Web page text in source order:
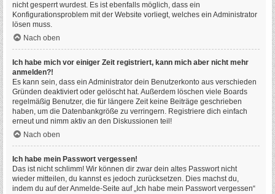
nicht gesperrt wurdest. Es ist ebenfalls möglich, dass ein
Konfigurationsproblem mit der Website vorliegt, welches ein Administrator
lösen muss.
Nach oben
Ich habe mich vor einiger Zeit registriert, kann mich aber nicht mehr
anmelden?!
Es kann sein, dass ein Administrator dein Benutzerkonto aus verschieden
Gründen deaktiviert oder gelöscht hat. Außerdem löschen viele Boards
regelmäßig Benutzer, die für längere Zeit keine Beiträge geschrieben
haben, um die Datenbankgröße zu verringern. Registriere dich einfach
erneut und nimm aktiv an den Diskussionen teil!
Nach oben
Ich habe mein Passwort vergessen!
Das ist nicht schlimm! Wir können dir zwar dein altes Passwort nicht
wieder mitteilen, du kannst es jedoch zurücksetzen. Dies machst du,
indem du auf der Anmelde-Seite auf „Ich habe mein Passwort vergessen“